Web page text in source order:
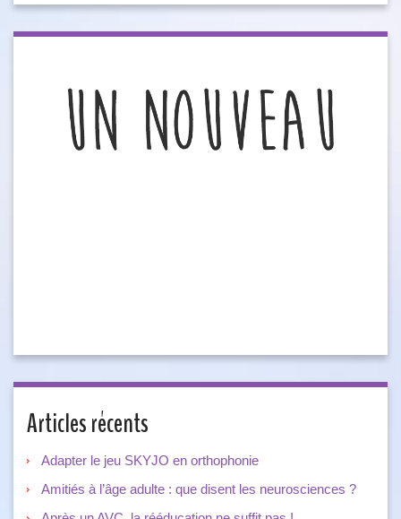
Articles récents
Adapter le jeu SKYJO en orthophonie
Amitiés à l’âge adulte : que disent les neurosciences ?